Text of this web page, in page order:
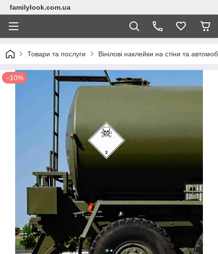
familylook.com.ua
Товари та послуги Вінілові наклейки на стіни та
–10%